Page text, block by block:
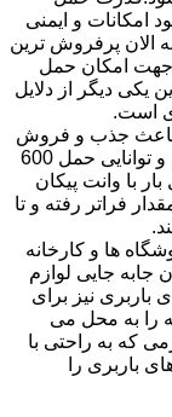
امکانات و ایمنی
الان پرفروش ترین
جهت امکان حمل
است و این یکی دیگر از دلایل
است.
باعث جذب و فروش
بالای این نوع وانت ایرانی بوده است.بدنه محکم و توانایی حمل 600
با وانت پیکان
فراتر رفته و تا
ها و کارخانه
جابه جایی لوازم
باربری نیز برای
را به محل می
که به راحتی با
باربری را